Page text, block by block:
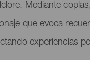
Mediante
que evoca
experiencias